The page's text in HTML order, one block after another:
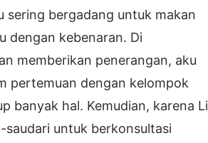
sering bergadang untuk makan
dengan kebenaran. Di
memberikan penerangan, aku
pertemuan dengan kelompok
banyak hal. Kemudian, karena Li
untuk berkonsultasi